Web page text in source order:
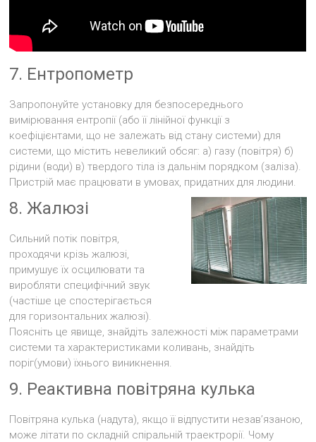
7. Ентропометр
Запропонуйте установку для безпосереднього
вимірювання ентропії (або її лінійної функції з
коефіцієнтами, що не залежать від стану системи) для
системи, що містить невеликий обсяг: а) газу (повітря) б)
рідини (води) в) твердого тіла із дальнім порядком (заліза).
Пристрій має працювати в умовах, придатних для людини.
8. Жалюзі
Сильний потік повітря,
проходячи крізь жалюзі,
примушує їх осцилювати та
виробляти специфічний звук
(частіше це спостерігається
для горизонтальних жалюзі).
Поясніть це явище, знайдіть залежності між параметрами
системи та характеристиками коливань, знайдіть
поріг(умови) їхнього виникнення.
9. Реактивна повітряна кулька
Повітряна кулька (надута), якщо її відпустити незав’язаною,
може літати по складній спіральній траектрорії. Чому